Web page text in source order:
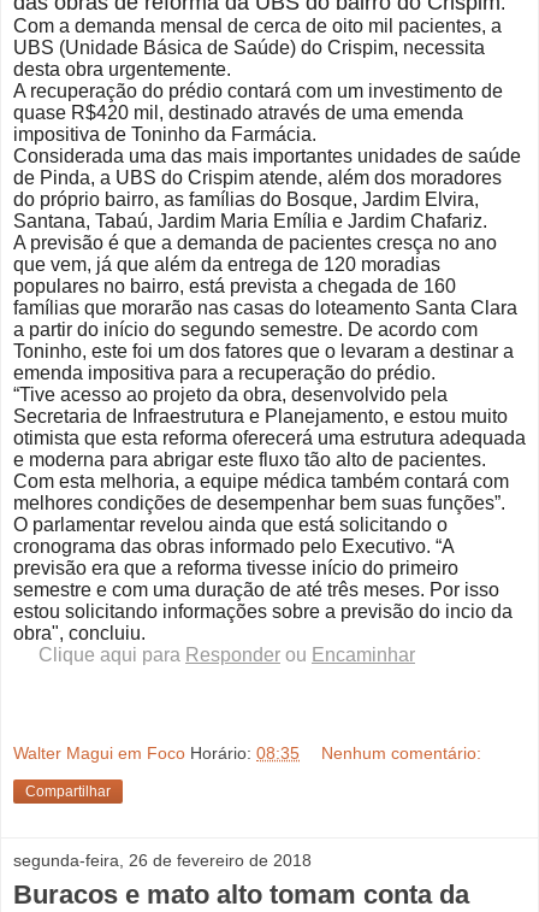
Com a demanda mensal de cerca de oito mil pacientes, a
UBS (Unidade Básica de Saúde) do Crispim, necessita
desta obra urgentemente.
A recuperação do prédio contará com um investimento de
quase R$420 mil, destinado através de uma emenda
impositiva de Toninho da Farmácia.
Considerada uma das mais importantes unidades de saúde
de Pinda, a UBS do Crispim atende, além dos moradores
do próprio bairro, as famílias do Bosque, Jardim Elvira,
Santana, Tabaú, Jardim Maria Emília e Jardim Chafariz.
A previsão é que a demanda de pacientes cresça no ano
que vem, já que além da entrega de 120 moradias
populares no bairro, está prevista a chegada de 160
famílias que morarão nas casas do loteamento Santa Clara
a partir do início do segundo semestre. De acordo com
Toninho, este foi um dos fatores que o levaram a destinar a
emenda impositiva para a recuperação do prédio.
“Tive acesso ao projeto da obra, desenvolvido pela
Secretaria de Infraestrutura e Planejamento, e estou muito
otimista que esta reforma oferecerá uma estrutura adequada
e moderna para abrigar este fluxo tão alto de pacientes.
Com esta melhoria, a equipe médica também contará com
melhores condições de desempenhar bem suas funções”.
O parlamentar revelou ainda que está solicitando o
cronograma das obras informado pelo Executivo. “A
previsão era que a reforma tivesse início do primeiro
semestre e com uma duração de até três meses. Por isso
estou solicitando informações sobre a previsão do incio da
obra", concluiu.
Clique aqui para Responder ou Encaminhar
Walter Magui em Foco Horário: 08:35 Nenhum comentário:
Compartilhar
segunda-feira, 26 de fevereiro de 2018
Buracos e mato alto tomam conta da